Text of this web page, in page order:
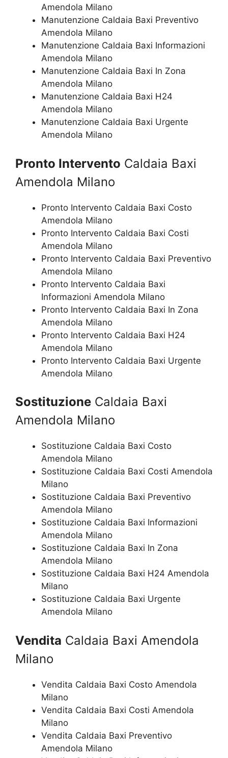
Amendola Milano
Manutenzione Caldaia Baxi Preventivo
Amendola Milano
Manutenzione Caldaia Baxi Informazioni
Amendola Milano
Manutenzione Caldaia Baxi In Zona
Amendola Milano
Manutenzione Caldaia Baxi H24
Amendola Milano
Manutenzione Caldaia Baxi Urgente
Amendola Milano
Pronto Intervento Caldaia Baxi
Amendola Milano
Pronto Intervento Caldaia Baxi Costo
Amendola Milano
Pronto Intervento Caldaia Baxi Costi
Amendola Milano
Pronto Intervento Caldaia Baxi Preventivo
Amendola Milano
Pronto Intervento Caldaia Baxi
Informazioni Amendola Milano
Pronto Intervento Caldaia Baxi In Zona
Amendola Milano
Pronto Intervento Caldaia Baxi H24
Amendola Milano
Pronto Intervento Caldaia Baxi Urgente
Amendola Milano
Sostituzione Caldaia Baxi
Amendola Milano
Sostituzione Caldaia Baxi Costo
Amendola Milano
Sostituzione Caldaia Baxi Costi Amendola
Milano
Sostituzione Caldaia Baxi Preventivo
Amendola Milano
Sostituzione Caldaia Baxi Informazioni
Amendola Milano
Sostituzione Caldaia Baxi In Zona
Amendola Milano
Sostituzione Caldaia Baxi H24 Amendola
Milano
Sostituzione Caldaia Baxi Urgente
Amendola Milano
Vendita Caldaia Baxi Amendola
Milano
Vendita Caldaia Baxi Costo Amendola
Milano
Vendita Caldaia Baxi Costi Amendola
Milano
Vendita Caldaia Baxi Preventivo
Amendola Milano